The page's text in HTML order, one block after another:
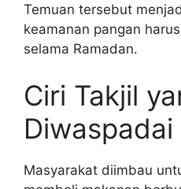
Temuan tersebut
keamanan pangan
selama Ramadan.
Ciri Takjil
Diwaspadai
Masyarakat diimbau